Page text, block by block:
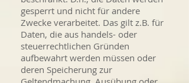
gesperrt und nicht für andere
Zwecke verarbeitet. Das gilt z.B. für
Daten, die aus handels- oder
steuerrechtlichen Gründen
aufbewahrt werden müssen oder
deren Speicherung zur